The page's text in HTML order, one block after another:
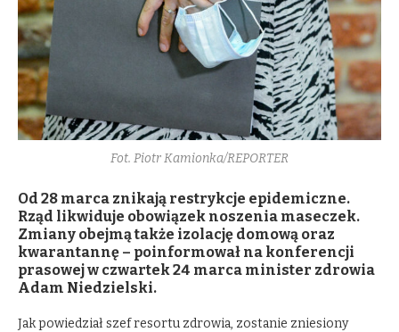
Fot. Piotr Kamionka/REPORTER
Od 28 marca znikają restrykcje epidemiczne.
Rząd likwiduje obowiązek noszenia maseczek.
Zmiany obejmą także izolację domową oraz
kwarantannę – poinformował na konferencji
prasowej w czwartek 24 marca minister zdrowia
Adam Niedzielski.
Jak powiedział szef resortu zdrowia, zostanie zniesiony